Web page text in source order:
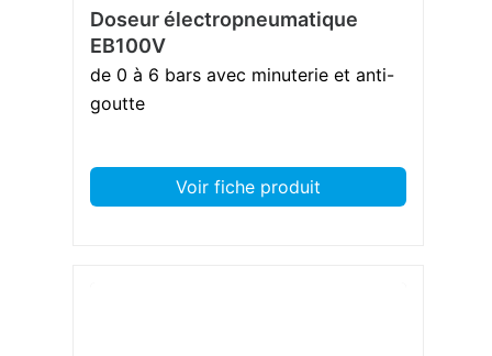
Doseur électropneumatique
EB100V
de 0 à 6 bars avec minuterie et anti-
goutte
Voir fiche produit